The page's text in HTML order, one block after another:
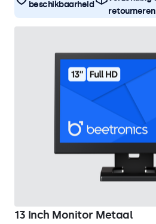
beschikbaarheid
retourneren
13 Inch Monitor Metaal